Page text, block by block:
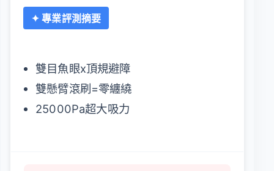
✦ 專業評測摘要
雙目魚眼x頂規避障
雙懸臂滾刷=零纏繞
25000Pa超大吸力